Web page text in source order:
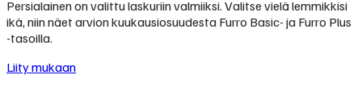
Persialainen on valittu laskuriin valmiiksi. Valitse vielä lemmikkisi
ikä, niin näet arvion kuukausiosuudesta Furro Basic- ja Furro Plus
-tasoilla.
Liity mukaan